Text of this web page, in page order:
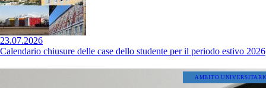
23.07.2026
Calendario chiusure delle case dello studente per il periodo estivo 2026
AMBITO